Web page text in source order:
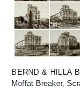
BERND & HILLA
Moffat Breaker,